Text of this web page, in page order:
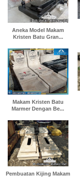
Aneka Model Makam
Kristen Batu Gran...
Makam Kristen Batu
Marmer Dengan Be...
Pembuatan Kijing Makam